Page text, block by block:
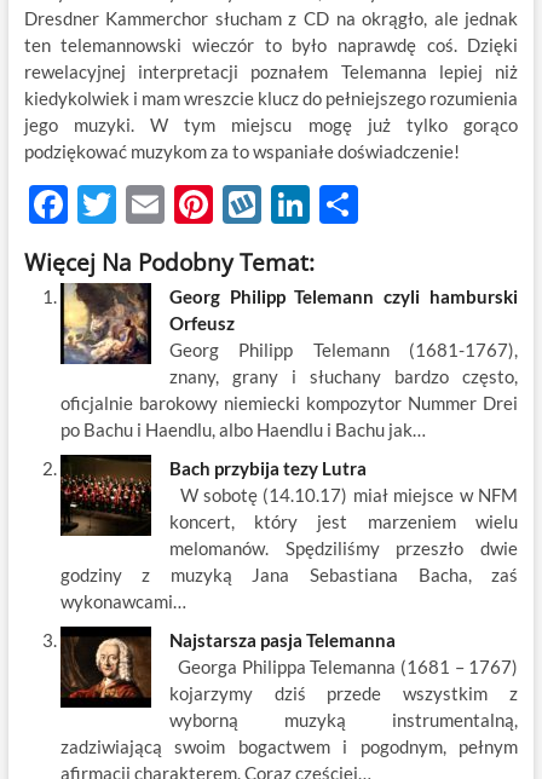
Dresdner Kammerchor słucham z CD na okrągło, ale jednak
ten telemannowski wieczór to było naprawdę coś. Dzięki
rewelacyjnej interpretacji poznałem Telemanna lepiej niż
kiedykolwiek i mam wreszcie klucz do pełniejszego rozumienia
jego muzyki. W tym miejscu mogę już tylko gorąco
podziękować muzykom za to wspaniałe doświadczenie!
F
ac
e
b
o
o
k
T
w
itt
er
E
m
ail
Pi
nt
er
es
t
W
k
o
p
Li
k
e
dI
n
S
e
Więcej Na Podobny Temat:
Georg Philipp Telemann czyli hamburski
Orfeusz
Georg Philipp Telemann (1681-1767),
znany, grany i słuchany bardzo często,
oficjalnie barokowy niemiecki kompozytor Nummer Drei
po Bachu i Haendlu, albo Haendlu i Bachu jak…
Bach przybija tezy Lutra
W sobotę (14.10.17) miał miejsce w NFM
koncert, który jest marzeniem wielu
melomanów. Spędziliśmy przeszło dwie
godziny z muzyką Jana Sebastiana Bacha, zaś
wykonawcami…
Najstarsza pasja Telemanna
Georga Philippa Telemanna (1681 – 1767)
kojarzymy dziś przede wszystkim z
wyborną muzyką instrumentalną,
zadziwiającą swoim bogactwem i pogodnym, pełnym
afirmacji charakterem. Coraz częściej…